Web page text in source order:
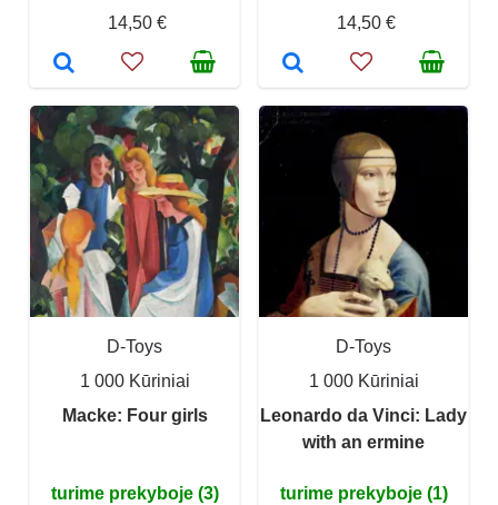
14,50 €
14,50 €
D-Toys
1 000 Kūriniai
Macke: Four girls
turime prekyboje (3)
D-Toys
1 000 Kūriniai
Leonardo da Vinci: Lady
with an ermine
turime prekyboje (1)